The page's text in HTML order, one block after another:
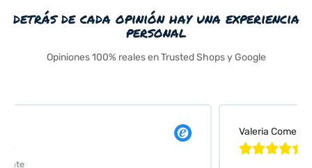
detrás de cada opinión hay una experiencia
personal
Opiniones 100% reales en Trusted Shops y Google